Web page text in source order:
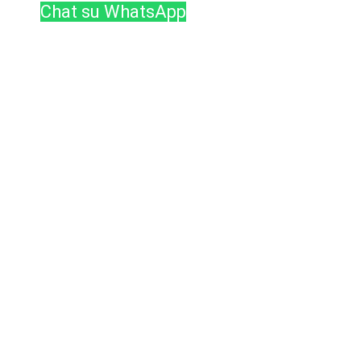
Chat su WhatsApp